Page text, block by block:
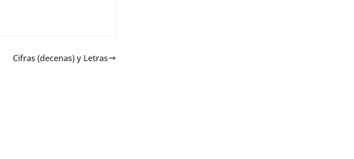
Cifras (decenas) y Letras